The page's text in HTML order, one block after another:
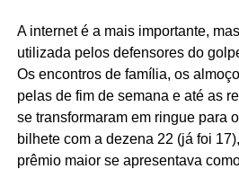
A internet é a mais importante,
utilizada pelos defensores do
Os encontros de família, os
pelas de fim de semana e até as
se transformaram em ringue para
bilhete com a dezena 22 (já foi
prêmio maior se apresentava